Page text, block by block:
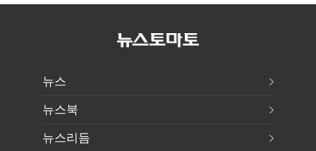
부사장 내정
해소 목소리
더 힘들어질 것"
뉴스
뉴스북
뉴스리듬